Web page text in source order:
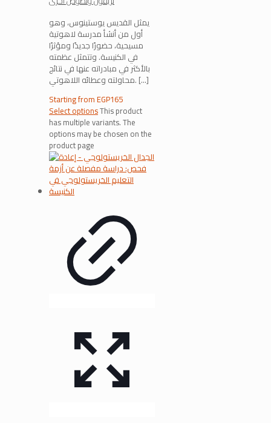
يمثل القديس يوستينوس، وهو
أول من أنشأ مدرسة لاهوتية
مسيحية، حضورًا جديدًا ومؤثرًا
في الكنيسة. وتتمثل عظمته
بالأكثر في مبادراته عنها في نتائج
محاولته وعطائه اللاهوتي. […]
Starting fromEGP165
Select optionsThis product
has multiple variants. The
options may be chosen on the
product page